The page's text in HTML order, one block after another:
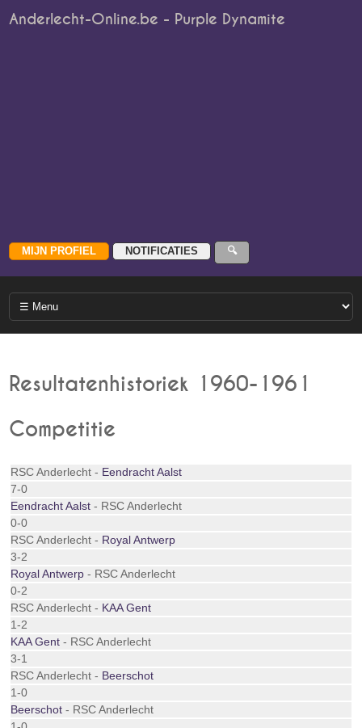
Anderlecht-Online.be - Purple Dynamite
Resultatenhistoriek 1960-1961
Competitie
RSC Anderlecht - Eendracht Aalst
7-0
Eendracht Aalst - RSC Anderlecht
0-0
RSC Anderlecht - Royal Antwerp
3-2
Royal Antwerp - RSC Anderlecht
0-2
RSC Anderlecht - KAA Gent
1-2
KAA Gent - RSC Anderlecht
3-1
RSC Anderlecht - Beerschot
1-0
Beerschot - RSC Anderlecht